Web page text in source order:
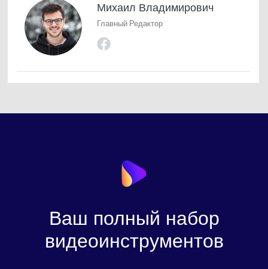
Михаил Владимирович
Главный Редактор
Ваш полный набор
видеоинструментов